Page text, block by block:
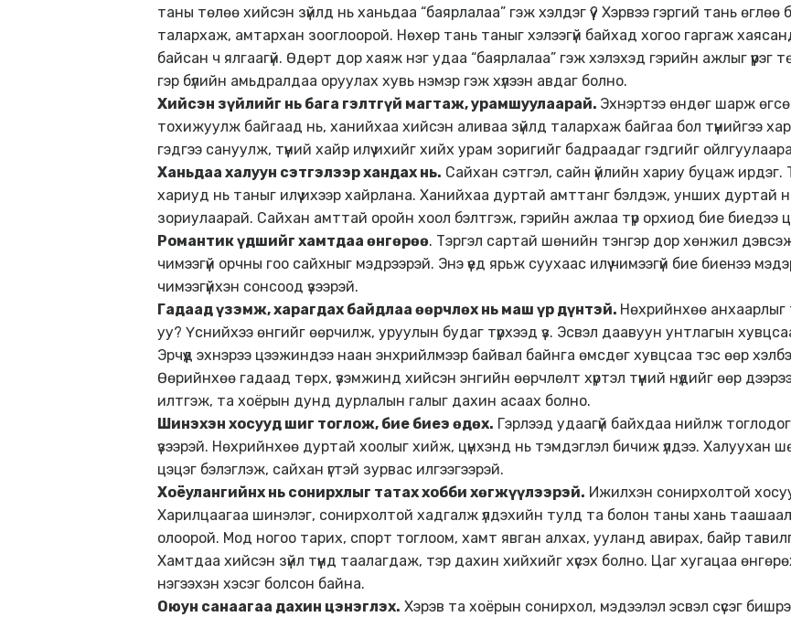
таны төлөө хийсэн зүйлд нь ханьдаа “баярлалаа” гэж хэлдэг үү? Хэрвээ гэргий тань өглөө
талархаж, амтархан зооглоорой. Нөхөр тань таныг хэлээгүй байхад хогоо гаргаж
байсан ч ялгаагүй. Өдөрт дор хаяж нэг удаа “баярлалаа” гэж хэлэхэд гэрийн ажлыг үүрэг
гэр бүлийн амьдралдаа оруулах хувь нэмэр гэж хүлээн авдаг болно.
Хийсэн зүйлийг нь бага гэлтгүй магтаж, урамшуулаарай. Эхнэртээ өндөг шарж
тохижуулж байгаад нь, ханийхаа хийсэн аливаа зүйлд талархаж байгаа бол түүнийгээ
гэдгээ сануулж, түүний хайр илүү ихийг хийх урам зоригийг бадраадаг гэдгийг
Ханьдаа халуун сэтгэлээр хандах нь. Сайхан сэтгэл, сайн үйлийн хариу буцаж
хариуд нь таныг илүү ихээр хайрлана. Ханийхаа дуртай амттанг бэлдэж, унших дуртай
зориулаарай. Сайхан амттай оройн хоол бэлтгэж, гэрийн ажлаа түр орхиод бие биедээ
Романтик үдшийг хамтдаа өнгөрөө. Тэргэл сартай шөнийн тэнгэр дор хөнжил
чимээгүй орчны гоо сайхныг мэдрээрэй. Энэ үед ярьж суухаас илүү чимээгүй бие биенээ
чимээгүйхэн сонсоод үзээрэй.
Гадаад үзэмж, харагдах байдлаа өөрчлөх нь маш үр дүнтэй. Нөхрийнхөө анхаарлыг
уу? Үснийхээ өнгийг өөрчилж, уруулын будаг түрхээд үз. Эсвэл даавуун унтлагын
Эрчүүд эхнэрээ цээжиндээ наан энхрийлмээр байвал байнга өмсдөг хувцсаа тэс өөр
Өөрийнхөө гадаад төрх, үзэмжинд хийсэн энгийн өөрчлөлт хүртэл түүний нүдийг өөр
илтгэж, та хоёрын дунд дурлалын галыг дахин асаах болно.
Шинэхэн хосууд шиг тоглож, бие биеэ өдөх. Гэрлээд удаагүй байхдаа нийлж
үзээрэй. Нөхрийнхөө дуртай хоолыг хийж, цүнхэнд нь тэмдэглэл бичиж үлдээ. Халуухан
цэцэг бэлэглэж, сайхан үгтэй зурвас илгээгээрэй.
Хоёулангийнх нь сонирхлыг татах хобби хөгжүүлээрэй. Ижилхэн сонирхолтой
Харилцаагаа шинэлэг, сонирхолтой хадгалж үлдэхийн тулд та болон таны хань
олоорой. Мод ногоо тарих, спорт тоглоом, хамт явган алхах, ууланд авирах, байр
Хамтдаа хийсэн зүйл түүнд таалагдаж, тэр дахин хийхийг хүсэх болно. Цаг хугацаа
нэгээхэн хэсэг болсон байна.
Оюун санаагаа дахин цэнэглэх. Хэрэв та хоёрын сонирхол, мэдээлэл эсвэл сүсэг